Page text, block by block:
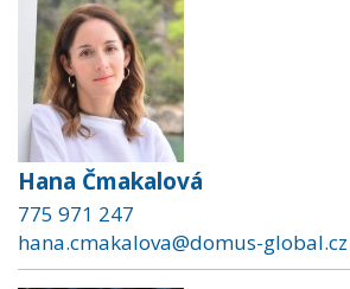
Hana Čmakalová
775 971 247
hana.cmakalova@domus-global.cz